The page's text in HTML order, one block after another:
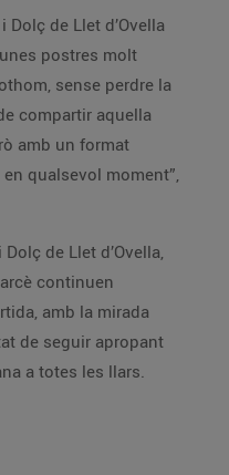
Dolç de Llet d’Ovella
postres molt
sense perdre la
compartir aquella
amb un format
qualsevol moment”,
de Llet d’Ovella,
continuen
amb la mirada
de seguir apropant
a totes les llars.